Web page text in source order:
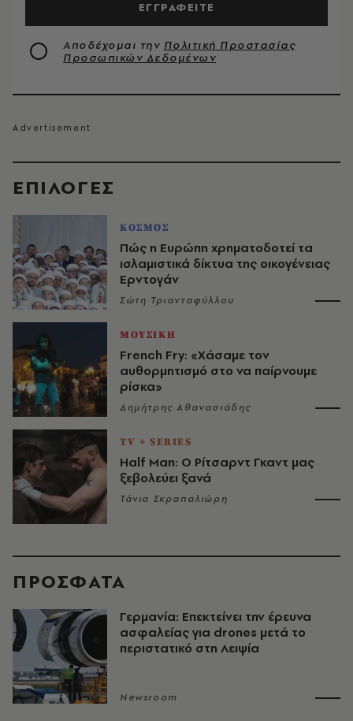
EΠΙΛΟΓΈΣ
ΚΟΣΜΟΣ
Πώς η Ευρώπη χρηματοδοτεί τα
ισλαμιστικά δίκτυα της οικογένειας
Ερντογάν
Σώτη Τριανταφύλλου
ΜΟΥΣΙΚΗ
French Fry: «Χάσαμε τον
αυθορμητισμό στο να παίρνουμε
ρίσκα»
Δημήτρης Αθανασιάδης
TV + SERIES
Half Man: Ο Ρίτσαρντ Γκαντ μας
ξεβολεύει ξανά
Τάνια Σκραπαλιώρη
ΕΓΓΡΑΦΕΙΤΕ
Αποδέχομαι την Πολιτική Προστασίας
Προσωπικών Δεδομένων
ΠΡΟΣΦΑΤΑ
Γερμανία: Επεκτείνει την έρευνα
ασφαλείας για drones μετά το
περιστατικό στη Λειψία
Newsroom